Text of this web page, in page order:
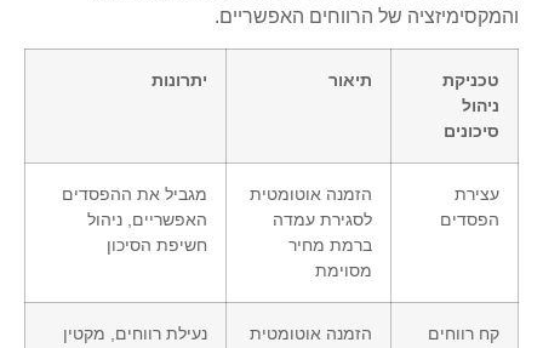
והמקסימיזציה של הרווחים האפשריים.
טכניקת
ניהול
סיכונים
תיאור יתרונות
עצירת
הפסדים
הזמנה אוטומטית
לסגירת עמדה
ברמת מחיר
מסוימת
מגביל את ההפסדים
האפשריים, ניהול
חשיפת הסיכון
קח רווחים
הזמנה אוטומטית
נעילת רווחים, מקטין